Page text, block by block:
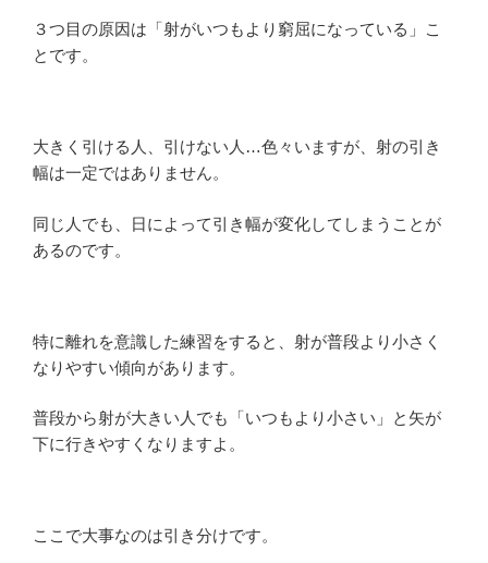
３つ目の原因は「射がいつもより窮屈になっている」こ
とです。
大きく引ける人、引けない人…色々いますが、射の引き
幅は一定ではありません。
同じ人でも、日によって引き幅が変化してしまうことが
あるのです。
特に離れを意識した練習をすると、射が普段より小さく
なりやすい傾向があります。
普段から射が大きい人でも「いつもより小さい」と矢が
下に行きやすくなりますよ。
ここで大事なのは引き分けです。